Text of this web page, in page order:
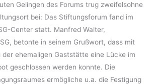
Gelingen des Forums trug zweifelsohne
bei: Das Stiftungsforum fand im
Center statt. Manfred Walter,
betonte in seinem Grußwort, dass mit
ehemaligen Gaststätte eine Lücke im
geschlossen werden konnte. Die
ermögliche u.a. die Festigung